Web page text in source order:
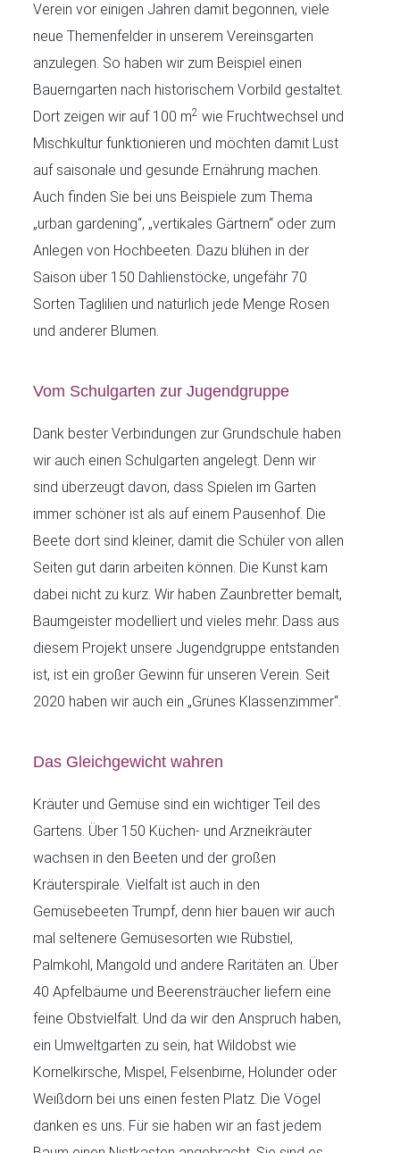
Verein vor einigen Jahren damit begonnen, viele
neue Themenfelder in unserem Vereinsgarten
anzulegen. So haben wir zum Beispiel einen
Bauerngarten nach historischem Vorbild gestaltet.
Dort zeigen wir auf 100 m2 wie Fruchtwechsel und
Mischkultur funktionieren und möchten damit Lust
auf saisonale und gesunde Ernährung machen.
Auch finden Sie bei uns Beispiele zum Thema
„urban gardening“, „vertikales Gärtnern“ oder zum
Anlegen von Hochbeeten. Dazu blühen in der
Saison über 150 Dahlienstöcke, ungefähr 70
Sorten Taglilien und natürlich jede Menge Rosen
und anderer Blumen.
Vom Schulgarten zur Jugendgruppe
Dank bester Verbindungen zur Grundschule haben
wir auch einen Schulgarten angelegt. Denn wir
sind überzeugt davon, dass Spielen im Garten
immer schöner ist als auf einem Pausenhof. Die
Beete dort sind kleiner, damit die Schüler von allen
Seiten gut darin arbeiten können. Die Kunst kam
dabei nicht zu kurz. Wir haben Zaunbretter bemalt,
Baumgeister modelliert und vieles mehr. Dass aus
diesem Projekt unsere Jugendgruppe entstanden
ist, ist ein großer Gewinn für unseren Verein. Seit
2020 haben wir auch ein „Grünes Klassenzimmer“.
Das Gleichgewicht wahren
Kräuter und Gemüse sind ein wichtiger Teil des
Gartens. Über 150 Küchen- und Arzneikräuter
wachsen in den Beeten und der großen
Kräuterspirale. Vielfalt ist auch in den
Gemüsebeeten Trumpf, denn hier bauen wir auch
mal seltenere Gemüsesorten wie Rübstiel,
Palmkohl, Mangold und andere Raritäten an. Über
40 Apfelbäume und Beerensträucher liefern eine
feine Obstvielfalt. Und da wir den Anspruch haben,
ein Umweltgarten zu sein, hat Wildobst wie
Kornelkirsche, Mispel, Felsenbirne, Holunder oder
Weißdorn bei uns einen festen Platz. Die Vögel
danken es uns. Für sie haben wir an fast jedem